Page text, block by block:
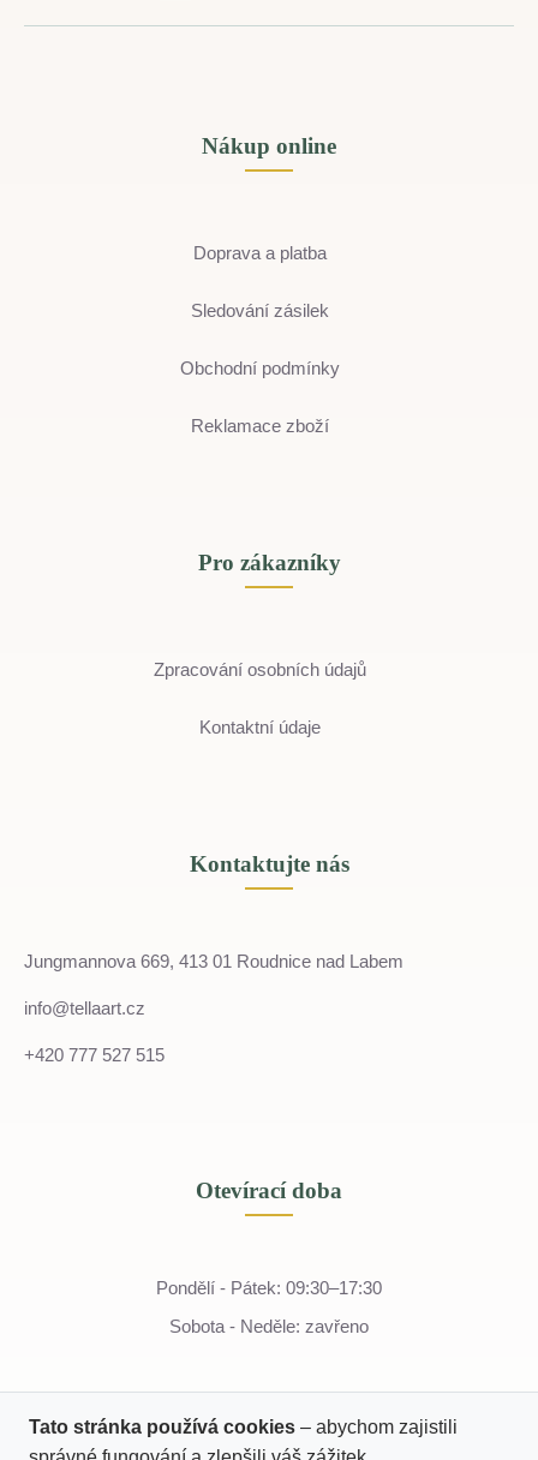
Nákup online
Doprava a platba
Sledování zásilek
Obchodní podmínky
Reklamace zboží
Pro zákazníky
Zpracování osobních údajů
Kontaktní údaje
Kontaktujte nás
Jungmannova 669, 413 01 Roudnice nad Labem
info@tellaart.cz
+420 777 527 515
Otevírací doba
Pondělí - Pátek: 09:30–17:30
Sobota - Neděle: zavřeno
Tato stránka používá cookies – abychom zajistili